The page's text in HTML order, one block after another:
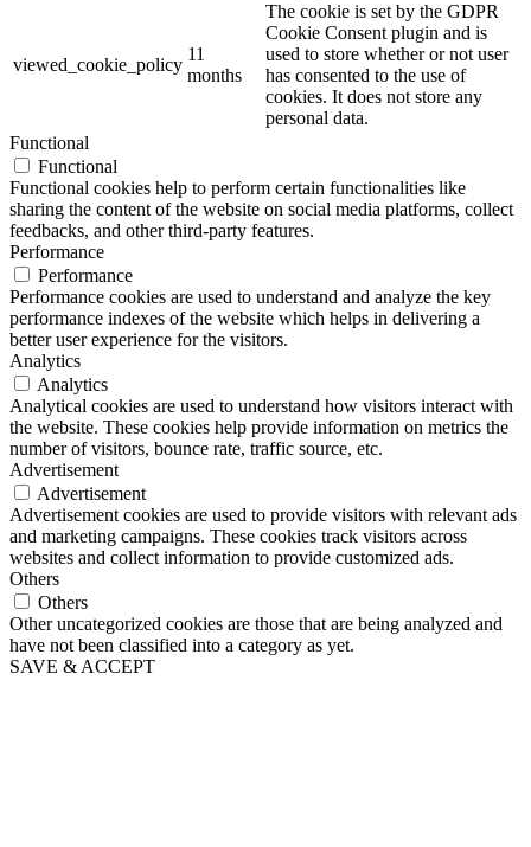
viewed_cookie_policy
11
months
The cookie is set by the GDPR
Cookie Consent plugin and is
used to store whether or not user
has consented to the use of
cookies. It does not store any
personal data.
Functional
Functional
Functional cookies help to perform certain functionalities like
sharing the content of the website on social media platforms, collect
feedbacks, and other third-party features.
Performance
Performance
Performance cookies are used to understand and analyze the key
performance indexes of the website which helps in delivering a
better user experience for the visitors.
Analytics
Analytics
Analytical cookies are used to understand how visitors interact with
the website. These cookies help provide information on metrics the
number of visitors, bounce rate, traffic source, etc.
Advertisement
Advertisement
Advertisement cookies are used to provide visitors with relevant ads
and marketing campaigns. These cookies track visitors across
websites and collect information to provide customized ads.
Others
Others
Other uncategorized cookies are those that are being analyzed and
have not been classified into a category as yet.
SAVE & ACCEPT